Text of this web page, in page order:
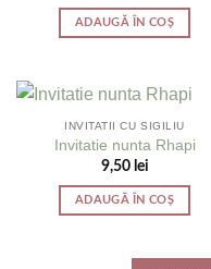
ADAUGĂ ÎN COȘ
INVITATII CU SIGILIU
Invitatie nunta Rhapi
9,50 lei
ADAUGĂ ÎN COȘ